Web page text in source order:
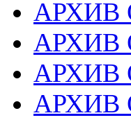
АРХИВ
АРХИВ
АРХИВ
АРХИВ